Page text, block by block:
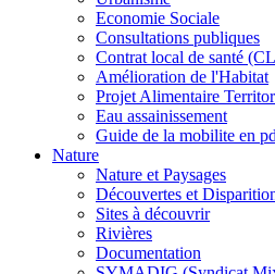
Economie Sociale
Consultations publiques
Contrat local de santé
Amélioration de l'Habitat
Projet Alimentaire
Eau assainissement
Guide de la mobilite en
Nature
Nature et Paysages
Découvertes et
Sites à découvrir
Rivières
Documentation